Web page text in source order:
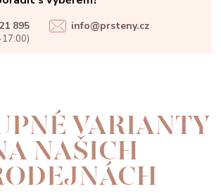
895 info@prsteny.cz
VARIANTY
NAŠICH